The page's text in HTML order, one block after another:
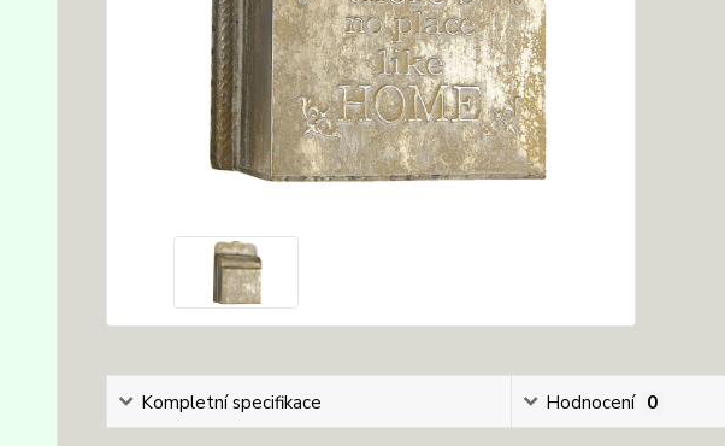
Kompletní specifikace Hodnocení 0